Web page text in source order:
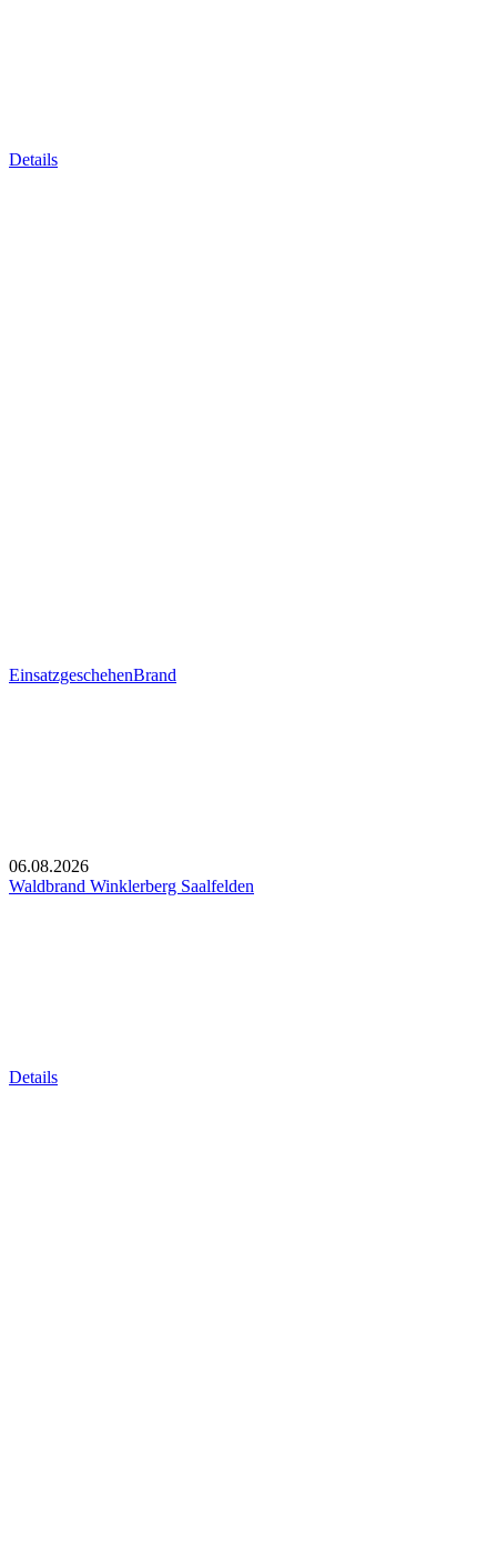
Details
EinsatzgeschehenBrand
06.08.2026
Waldbrand Winklerberg Saalfelden
Details